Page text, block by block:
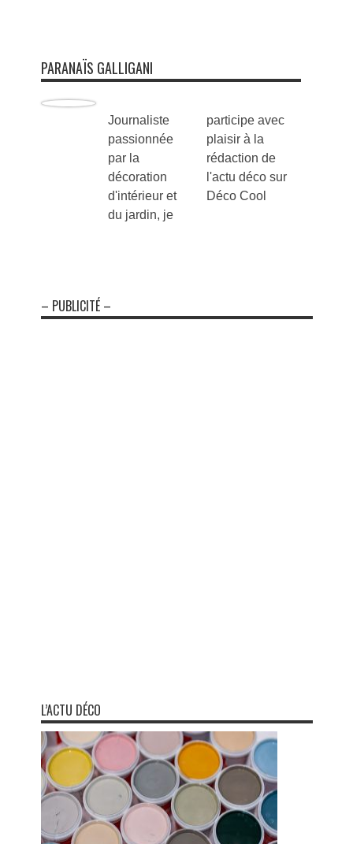
PARANAÏS GALLIGANI
Journaliste
passionnée
par la
décoration
d'intérieur et
du jardin, je
participe avec
plaisir à la
rédaction de
l'actu déco sur
Déco Cool
– PUBLICITÉ –
L’ACTU DÉCO